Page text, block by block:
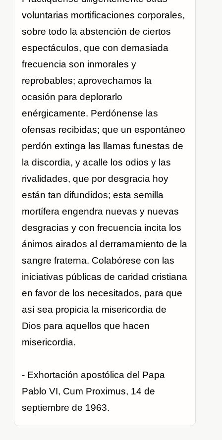
voluntarias mortificaciones corporales,
sobre todo la abstención de ciertos
espectáculos, que con demasiada
frecuencia son inmorales y
reprobables; aprovechamos la
ocasión para deplorarlo
enérgicamente. Perdónense las
ofensas recibidas; que un espontáneo
perdón extinga las llamas funestas de
la discordia, y acalle los odios y las
rivalidades, que por desgracia hoy
están tan difundidos; esta semilla
mortífera engendra nuevas y nuevas
desgracias y con frecuencia incita los
ánimos airados al derramamiento de la
sangre fraterna. Colabórese con las
iniciativas públicas de caridad cristiana
en favor de los necesitados, para que
así sea propicia la misericordia de
Dios para aquellos que hacen
misericordia.
- Exhortación apostólica del Papa
Pablo VI, Cum Proximus, 14 de
septiembre de 1963.